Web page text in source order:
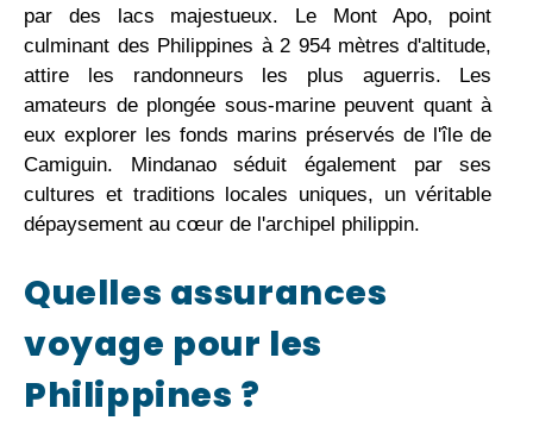
par des lacs majestueux. Le Mont Apo, point
culminant des Philippines à 2 954 mètres d'altitude,
attire les randonneurs les plus aguerris. Les
amateurs de plongée sous-marine peuvent quant à
eux explorer les fonds marins préservés de l'île de
Camiguin. Mindanao séduit également par ses
cultures et traditions locales uniques, un véritable
dépaysement au cœur de l'archipel philippin.
Quelles assurances
voyage pour les
Philippines ?